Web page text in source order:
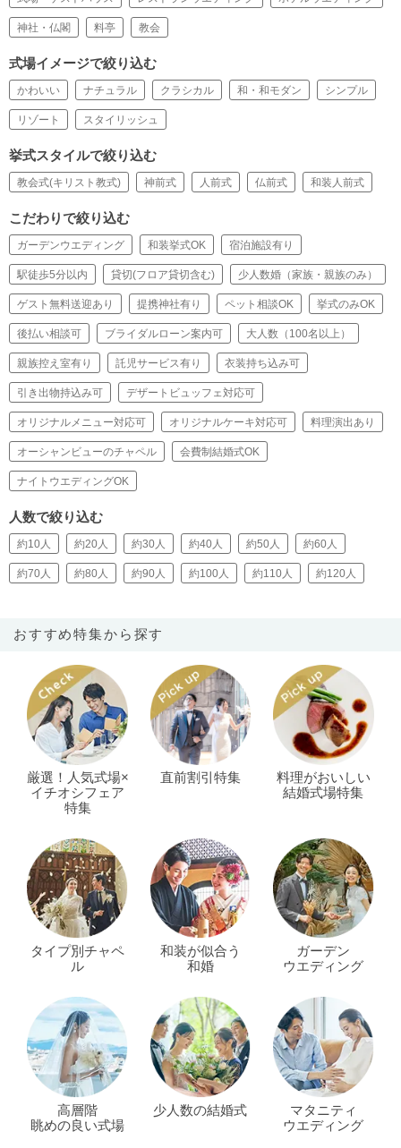
神社・仏閣 料亭 教会
式場イメージで絞り込む
かわいい ナチュラル クラシカル 和・和モダン シンプル
リゾート スタイリッシュ
挙式スタイルで絞り込む
教会式(キリスト教式) 神前式 人前式 仏前式 和装人前式
こだわりで絞り込む
ガーデンウエディング 和装挙式OK 宿泊施設有り
駅徒歩5分以内 貸切(フロア貸切含む) 少人数婚（家族・親族のみ）
ゲスト無料送迎あり 提携神社有り ペット相談OK 挙式のみOK
後払い相談可 ブライダルローン案内可 大人数（100名以上）
親族控え室有り 託児サービス有り 衣装持ち込み可
引き出物持込み可 デザートビュッフェ対応可
オリジナルメニュー対応可 オリジナルケーキ対応可 料理演出あり
オーシャンビューのチャペル 会費制結婚式OK
ナイトウエディングOK
人数で絞り込む
約10人 約20人 約30人 約40人 約50人 約60人
約70人 約80人 約90人 約100人 約110人 約120人
おすすめ特集から探す
厳選！人気式場×
イチオシフェア
特集
直前割引特集
料理がおいしい
結婚式場特集
タイプ別チャペ
ル
和装が似合う
和婚
ガーデン
ウエディング
高層階
眺めの良い式場
少人数の結婚式
マタニティ
ウエディング